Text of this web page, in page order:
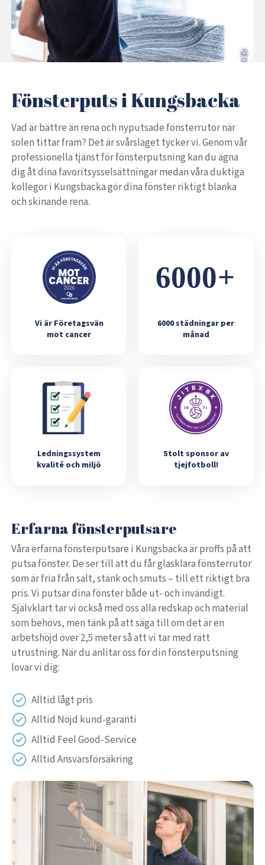
Fönsterputs i Kungsbacka
Vad är bättre än rena och nyputsade fönsterrutor när
solen tittar fram? Det är svårslaget tycker vi. Genom vår
professionella tjänst för fönsterputsning kan du ägna
dig åt dina favoritsysselsättningar medan våra duktiga
kollegor i Kungsbacka gör dina fönster riktigt blanka
och skinande rena.
Vi är Företagsvän
mot cancer
6000 städningar per
månad
Ledningssystem
kvalité och miljö
Stolt sponsor av
tjejfotboll!
Erfarna fönsterputsare
Våra erfarna fönsterputsare i Kungsbacka är proffs på att
putsa fönster. De ser till att du får glasklara fönsterrutor
som är fria från salt, stänk och smuts – till ett riktigt bra
pris. Vi putsar dina fönster både ut- och invändigt.
Självklart tar vi också med oss alla redskap och material
som behövs, men tänk på att säga till om det är en
arbetshöjd över 2,5 meter så att vi tar med rätt
utrustning. När du anlitar oss för din fönsterputsning
lovar vi dig:
Alltid lågt pris
Alltid Nöjd kund-garanti
Alltid Feel Good-Service
Alltid Ansvarsförsäkring